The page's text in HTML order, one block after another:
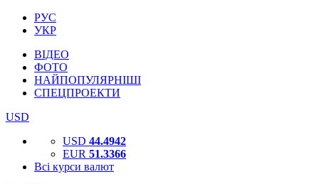
РУС
УКР
ВІДЕО
ФОТО
НАЙПОПУЛЯРНІШІ
СПЕЦПРОЕКТИ
USD
USD 44.4942
EUR 51.3366
Всі курси валют